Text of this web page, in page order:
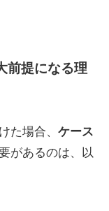
前提になる理
た場合、 ケース
があるのは、以